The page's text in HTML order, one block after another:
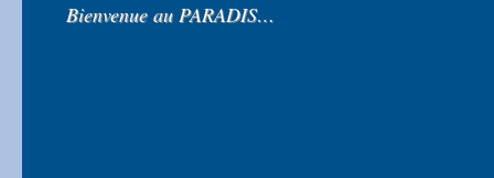
Bienvenue au PARADIS…